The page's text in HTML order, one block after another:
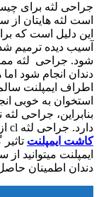
جراحی لثه برای
است لثه هایتان از
این دلیل است که
آسیب دیده ترمیم
شود. جراحی لثه
دندان انجام شود
اطراف ایمپلنت
استخوان به خوبی
بنابراین، جراحی
دارد. جراحی لثه cl ازجمله درمان های جانبی است که در
کاشت ایمپلنت
ایمپلنت میتوانید
دندان اطمینان حاصل